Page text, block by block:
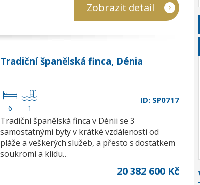
Zobrazit detail
Tradiční španělská finca, Dénia
6 1
ID: SP0717
Tradiční španělská finca v Dénii se 3
samostatnými byty v krátké vzdálenosti od
pláže a veškerých služeb, a přesto s dostatkem
soukromí a klidu…
20 382 600 Kč